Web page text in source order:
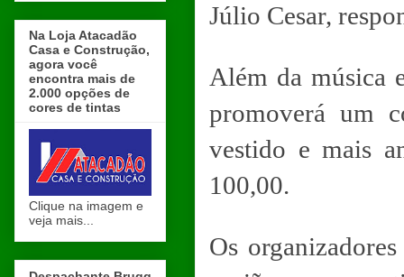
Júlio Cesar,
Além da música
promoverá um
vestido e mais
100,00.
Os
Na Loja Atacadão
Casa e Construção,
agora você
encontra mais de
2.000 opções de
cores de tintas
Clique na imagem e
veja mais...